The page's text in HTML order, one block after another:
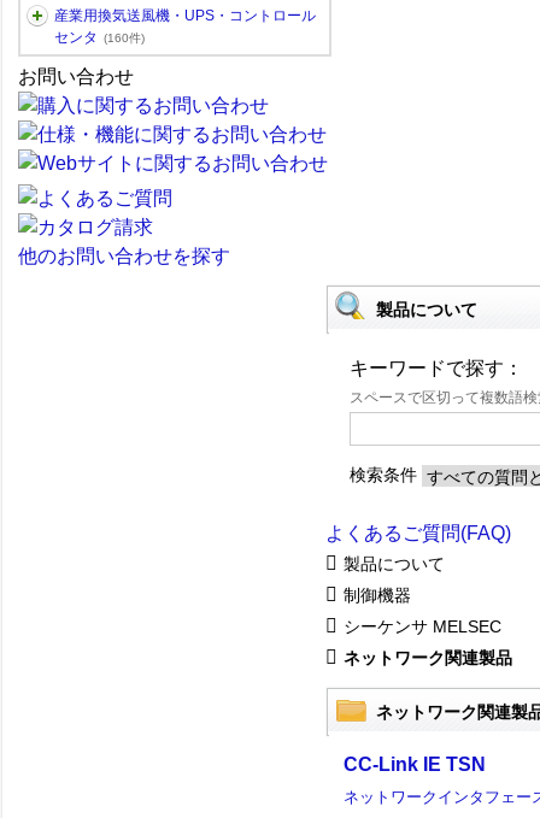
産業用換気送風機・UPS・コントロール
センタ
(160件)
お問い合わせ
他のお問い合わせを探す
製品について
キーワードで探す：
スペースで区切って複数語
検索条件
よくあるご質問(FAQ)
製品について
制御機器
シーケンサ MELSEC
ネットワーク関連製品
ネットワーク関連製
CC-Link IE TSN
ネットワークインタフェー